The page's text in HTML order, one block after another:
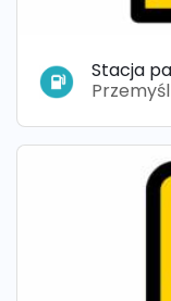
Stacja
Przemyśl